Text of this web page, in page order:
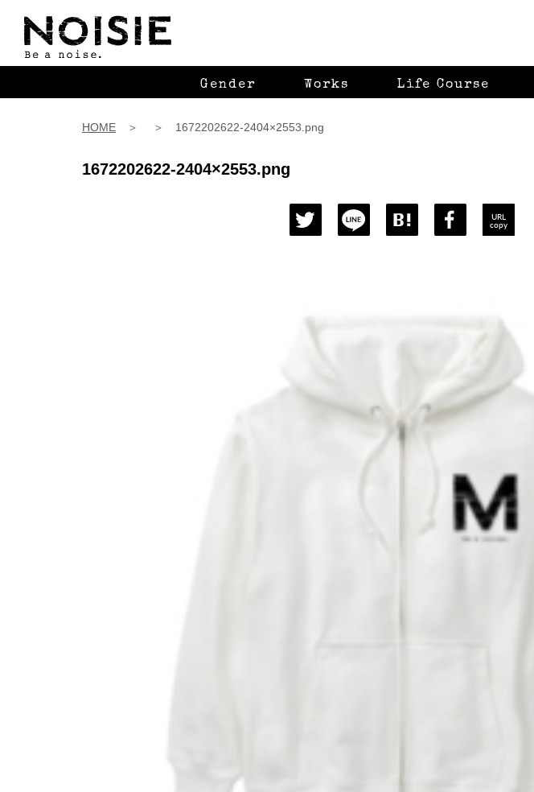
Gender Works Life Course
HOME ＞ ＞ 1672202622-2404×2553.png
1672202622-2404×2553.png
URL
copy